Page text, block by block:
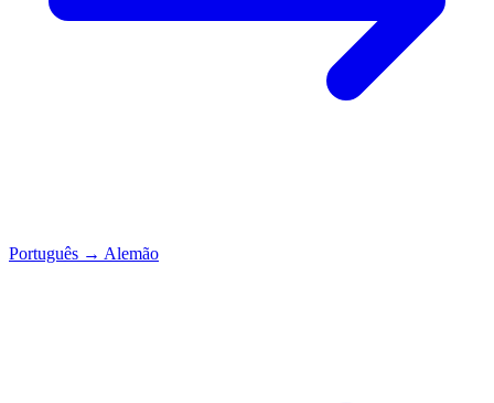
Português → Alemão